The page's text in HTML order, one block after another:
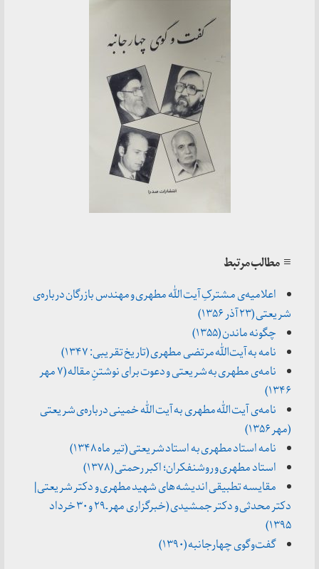
≡ مطالب مرتبط
اعلامیه‌ی مشترکِ آیت الله مطهری و مهندس بازرگان درباره‌ی
شریعتی (۲۳ آذر ۱۳۵۶)
چگونه ماندن (۱۳۵۵)
نامه به آیت‌الله مرتضی مطهری (تاریخ تقریبی: ۱۳۴۷)
نامه‌ی مطهری به شریعتی و دعوت برای نوشتنِ مقاله (۷ مهر
۱۳۴۶)
نامه‌ی آیت الله مطهری به آیت الله خمینی درباره‌ی شریعتی
(مهر ۱۳۵۶)
نامه استاد مطهری به استاد شریعتی (تیر ماه ۱۳۴۸)
استاد مطهری و روشنفکران؛ اکبر رحمتی (۱۳۷۸)
مقایسه تطبیقی اندیشه های شهید مطهری و دکتر شریعتی |
دکتر محدثی و دکتر جمشیدی (خبرگزاری مهر ـ ۲۹ و ۳۰ خرداد
۱۳۹۵)
گفت‌وگوی چهارجانبه (۱۳۹۰)